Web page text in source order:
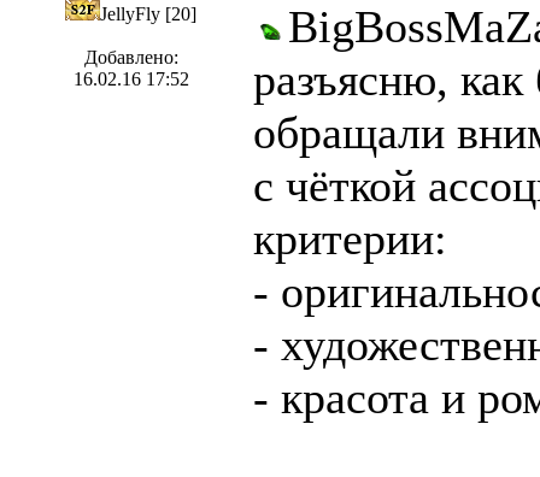
JellyFly [20]
Добавлено:
16.02.16 17:52
разъясню,
обращали
с чёткой
критерии:
-
-
- красота и